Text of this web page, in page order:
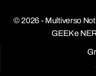
© 2026 - Multiverso
GEEK e